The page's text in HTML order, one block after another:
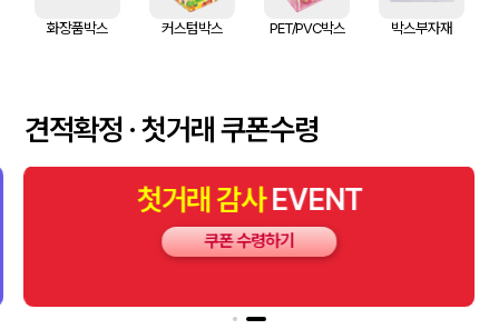
화장품박스 커스텀박스 PET/PVC박스 박스부자재
견적확정 · 첫거래 쿠폰수령
첫거래감사EVENT
쿠폰 수령하기